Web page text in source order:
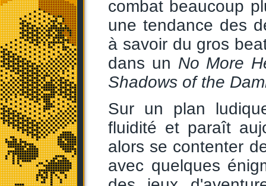
combat beaucoup
une tendance des
à savoir du gros
dans un No More
Shadows of the
Sur un plan
fluidité et paraît
alors se contenter
avec quelques